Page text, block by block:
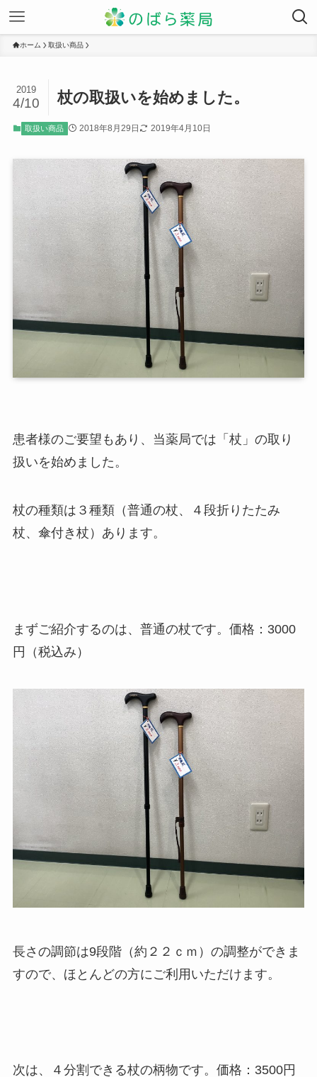
ホーム 取扱い商品
杖の取扱いを始めました。
2019
4/10
取扱い商品 2018年8月29日 2019年4月10日
患者様のご要望もあり、当薬局では「杖」の取り
扱いを始めました。
杖の種類は３種類（普通の杖、４段折りたたみ
杖、傘付き杖）あります。
まずご紹介するのは、普通の杖です。価格：3000
円（税込み）
長さの調節は9段階（約２２ｃｍ）の調整ができま
すので、ほとんどの方にご利用いただけます。
次は、４分割できる杖の柄物です。価格：3500円